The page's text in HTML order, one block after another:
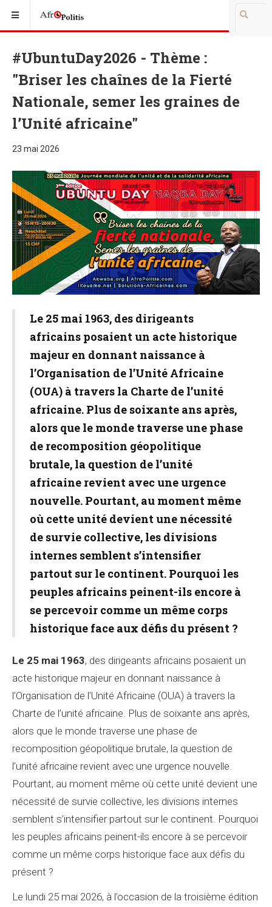
#UbuntuDay2026 - Thème :
"Briser les chaînes de la Fierté
Nationale, semer les graines de
l’Unité africaine"
23 mai 2026
Le 25 mai 1963, des dirigeants
africains posaient un acte historique
majeur en donnant naissance à
l’Organisation de l’Unité Africaine
(OUA) à travers la Charte de l’unité
africaine. Plus de soixante ans après,
alors que le monde traverse une phase
de recomposition géopolitique
brutale, la question de l’unité
africaine revient avec une urgence
nouvelle. Pourtant, au moment même
où cette unité devient une nécessité
de survie collective, les divisions
internes semblent s’intensifier
partout sur le continent. Pourquoi les
peuples africains peinent-ils encore à
se percevoir comme un même corps
historique face aux défis du présent ?
Le 25 mai 1963, des dirigeants africains posaient un
acte historique majeur en donnant naissance à
l’Organisation de l’Unité Africaine (OUA) à travers la
Charte de l’unité africaine. Plus de soixante ans après,
alors que le monde traverse une phase de
recomposition géopolitique brutale, la question de
l’unité africaine revient avec une urgence nouvelle.
Pourtant, au moment même où cette unité devient une
nécessité de survie collective, les divisions internes
semblent s’intensifier partout sur le continent. Pourquoi
les peuples africains peinent-ils encore à se percevoir
comme un même corps historique face aux défis du
présent ?
Le lundi 25 mai 2026, à l’occasion de la troisième édition